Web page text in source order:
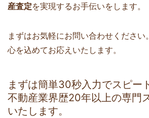
産査定を実現するお手伝いをします。
まずはお気軽にお問い合わせください
心を込めてお応えいたします。
まずは簡単30秒入力でスピー
不動産業界歴20年以上の専門
いたします。